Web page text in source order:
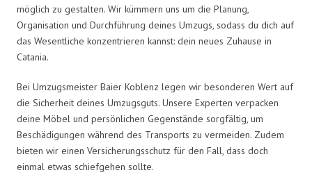
möglich zu gestalten. Wir kümmern uns um die Planung,
Organisation und Durchführung deines Umzugs, sodass du dich auf
das Wesentliche konzentrieren kannst: dein neues Zuhause in
Catania.
Bei Umzugsmeister Baier Koblenz legen wir besonderen Wert auf
die Sicherheit deines Umzugsguts. Unsere Experten verpacken
deine Möbel und persönlichen Gegenstände sorgfältig, um
Beschädigungen während des Transports zu vermeiden. Zudem
bieten wir einen Versicherungsschutz für den Fall, dass doch
einmal etwas schiefgehen sollte.